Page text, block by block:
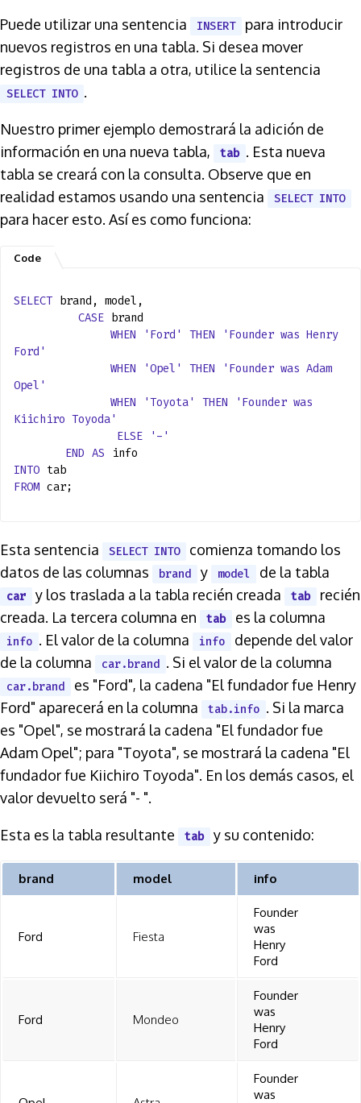
Puede utilizar una sentencia INSERT
para introducir
nuevos registros en una tabla. Si desea mover
registros de una tabla a otra, utilice la sentencia
SELECT INTO .
Nuestro primer ejemplo demostrará la adición de
información en una nueva tabla,
tab . Esta nueva
tabla se creará con la consulta. Observe que en
realidad estamos usando una sentencia
SELECT INTO
para hacer esto. Así es como funciona:
SELECT brand, model,
CASE brand
WHEN
'Ford' THEN
'Founder was Henry
Ford'
WHEN
'Opel' THEN
'Founder was Adam
Opel'
WHEN
'Toyota' THEN
'Founder was
Kiichiro Toyoda'
ELSE
'-'
END AS
info
INTO tab
FROM car;
Esta sentencia SELECT INTO
comienza tomando los
datos de las columnas
brand y model de la tabla
car y los traslada a la tabla recién creada tab
recién
creada. La tercera columna en
tab es la columna
info . El valor de la columna info
depende del valor
de la columna
car.brand . Si el valor de la columna
car.brand
es "Ford", la cadena "El fundador fue Henry
Ford" aparecerá en la columna
tab.info . Si la marca
es "Opel", se mostrará la cadena "El fundador fue
Adam Opel"; para "Toyota", se mostrará la cadena "El
fundador fue Kiichiro Toyoda". En los demás casos, el
valor devuelto será "- ".
Esta es la tabla resultante tab y su contenido:
brand model info
Ford Fiesta
Founder
was
Henry
Ford
Ford Mondeo
Founder
was
Henry
Ford
Founder
was